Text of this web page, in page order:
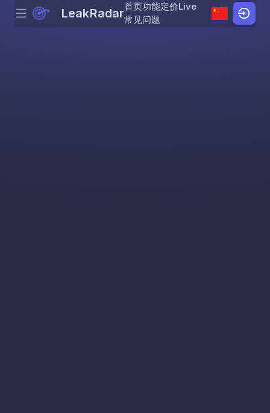
Skip to content
Menu LeakRadar首页功能定价Live
常见问题